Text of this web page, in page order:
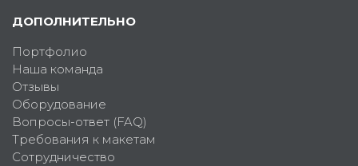
ДОПОЛНИТЕЛЬНО
Портфолио
Наша команда
Отзывы
Оборудование
Вопросы-ответ (FAQ)
Требования к макетам
Сотрудничество